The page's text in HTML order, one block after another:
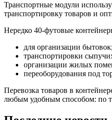
Транспортные модули
транспортировку товаров и
Нередко 40-футовые
для организации бытовок;
транспортировки
организации жилых
переоборудования под
Перевозка товаров в
любым удобным способом: по